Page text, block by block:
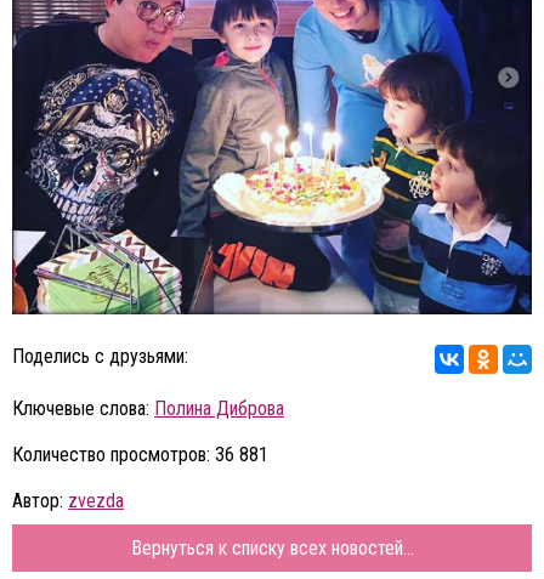
Поделись с друзьями:
Ключевые слова: Полина Диброва
Количество просмотров: 36 881
Автор: zvezda
Вернуться к списку всех новостей...